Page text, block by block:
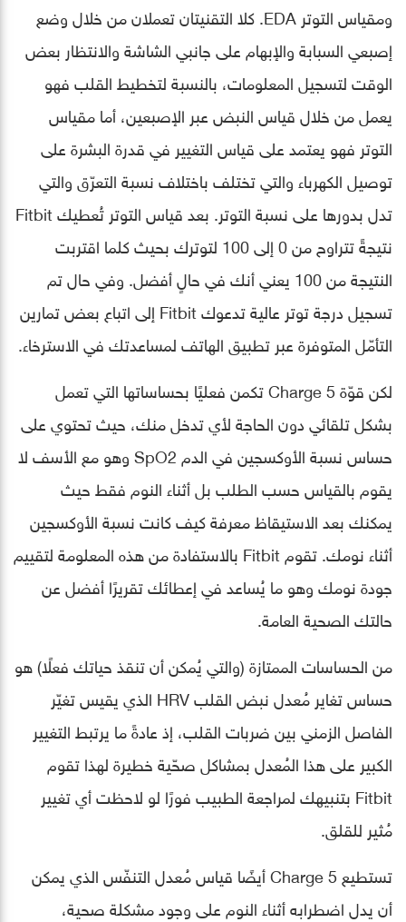
ومقياس التوتر EDA. كلا التقنيتان تعملان من خلال وضع
إصبعي السبابة والإبهام على جانبي الشاشة والانتظار بعض
الوقت لتسجيل المعلومات، بالنسبة لتخطيط القلب فهو
يعمل من خلال قياس النبض عبر الإصبعين، أما مقياس
التوتر فهو يعتمد على قياس التغيير في قدرة البشرة على
توصيل الكهرباء والتي تختلف باختلاف نسبة التعرّق والتي
تدل بدورها على نسبة التوتر. بعد قياس التوتر تُعطيك Fitbit
نتيجةً تتراوح من 0 إلى 100 لتوترك بحيث كلما اقتربت
النتيجة من 100 يعني أنك في حالٍ أفضل. وفي حال تم
تسجيل درجة توتر عالية تدعوك Fitbit إلى اتباع بعض تمارين
التأمّل المتوفرة عبر تطبيق الهاتف لمساعدتك في الاسترخاء.
لكن قوّة Charge 5 تكمن فعليًا بحساساتها التي تعمل
بشكل تلقائي دون الحاجة لأي تدخل منك، حيث تحتوي على
حساس نسبة الأوكسجين في الدم SpO2 وهو مع الأسف لا
يقوم بالقياس حسب الطلب بل أثناء النوم فقط حيث
يمكنك بعد الاستيقاظ معرفة كيف كانت نسبة الأوكسجين
أثناء نومك. تقوم Fitbit بالاستفادة من هذه المعلومة لتقييم
جودة نومك وهو ما يُساعد في إعطائك تقريرًا أفضل عن
حالتك الصحية العامة.
من الحساسات الممتازة (والتي يُمكن أن تنقذ حياتك فعلًا) هو
حساس تغاير مُعدل نبض القلب HRV الذي يقيس تغيّر
الفاصل الزمني بين ضربات القلب، إذ عادةً ما يرتبط التغيير
الكبير على هذا المُعدل بمشاكل صحّية خطيرة لهذا تقوم
Fitbit بتنبيهك لمراجعة الطبيب فورًا لو لاحظت أي تغيير
مُثير للقلق.
تستطيع Charge 5 أيضًا قياس مُعدل التنفّس الذي يمكن
أن يدل اضطرابه أثناء النوم على وجود مشكلة صحية،